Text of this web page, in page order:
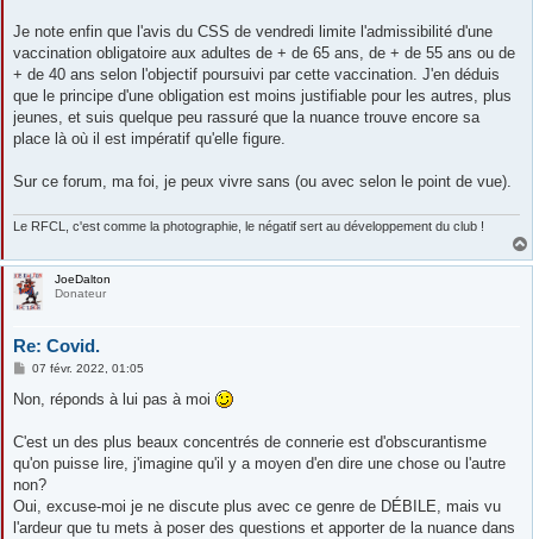
Je note enfin que l'avis du CSS de vendredi limite l'admissibilité d'une
vaccination obligatoire aux adultes de + de 65 ans, de + de 55 ans ou de
+ de 40 ans selon l'objectif poursuivi par cette vaccination. J'en déduis
que le principe d'une obligation est moins justifiable pour les autres, plus
jeunes, et suis quelque peu rassuré que la nuance trouve encore sa
place là où il est impératif qu'elle figure.
Sur ce forum, ma foi, je peux vivre sans (ou avec selon le point de vue).
Le RFCL, c'est comme la photographie, le négatif sert au développement du club !
JoeDalton
Donateur
Re: Covid.
M
s
g
07 févr. 2022, 01:05
Non, réponds à lui pas à moi
C'est un des plus beaux concentrés de connerie est d'obscurantisme
qu'on puisse lire, j'imagine qu'il y a moyen d'en dire une chose ou l'autre
non?
Oui, excuse-moi je ne discute plus avec ce genre de DÉBILE, mais vu
l'ardeur que tu mets à poser des questions et apporter de la nuance dans